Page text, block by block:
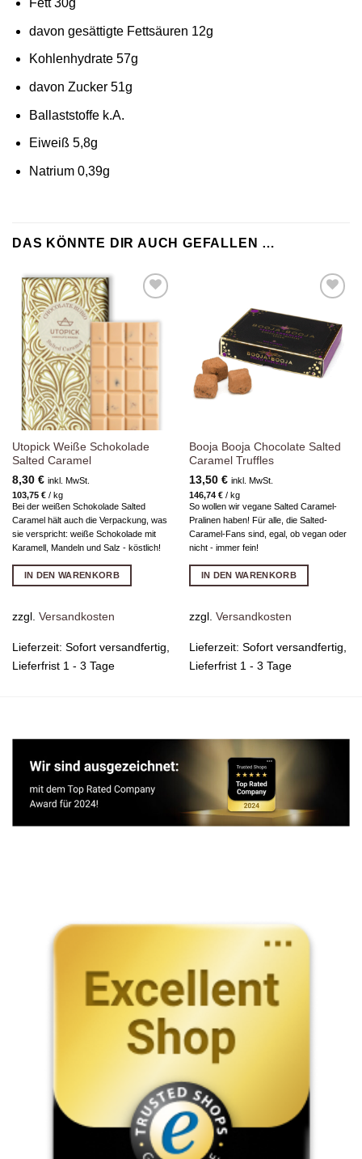
Fett 30g
davon gesättigte Fettsäuren 12g
Kohlenhydrate 57g
davon Zucker 51g
Ballaststoffe k.A.
Eiweiß 5,8g
Natrium 0,39g
DAS KÖNNTE DIR AUCH GEFALLEN …
Wunschliste
hinzufügen
Utopick Weiße Schokolade
Salted Caramel
8,30 € inkl. MwSt.
103,75 €/ kg
Bei der weißen Schokolade Salted
Caramel hält auch die Verpackung, was
sie verspricht: weiße Schokolade mit
Karamell, Mandeln und Salz - köstlich!
IN DEN WARENKORB
zzgl. Versandkosten
Lieferzeit: Sofort versandfertig,
Lieferfrist 1 - 3 Tage
Wunschliste
hinzufügen
Booja Booja Chocolate Salted
Caramel Truffles
13,50 € inkl. MwSt.
146,74 €/ kg
So wollen wir vegane Salted Caramel-
Pralinen haben! Für alle, die Salted-
Caramel-Fans sind, egal, ob vegan oder
nicht - immer fein!
IN DEN WARENKORB
zzgl. Versandkosten
Lieferzeit: Sofort versandfertig,
Lieferfrist 1 - 3 Tage